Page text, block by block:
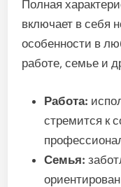
Полная
включает в себя
особенности в
работе, семье и
Работа:
стремится к
Семья: